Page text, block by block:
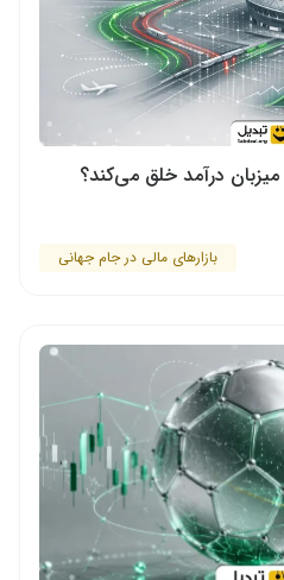
درآمد خلق می‌کند؟
بازارهای مالی در جام جهانی